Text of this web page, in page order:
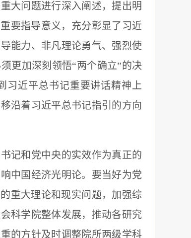
大问题进行深入阐述，提出明
要指导意义，充分彰显了习近
能力、非凡理论勇气、强烈使
更加深刻领悟“两个确立”的决
习近平总书记重要讲话精神上
沿着习近平总书记指引的方向
记和党中央的实效作为真正的
中国经济光明论。要当好为党
重大理论和现实问题，加强综
科学院整体发展，推动各研究
的方针及时调整院所两级学科